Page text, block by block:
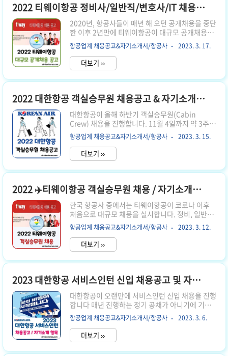
주일간 접수를 진행하며, 마지막날은 사람이 몰려
접수가 어려울 수 있으니 하루 전에 제출하시는 것
을 추천합니다 2. 지원 방법 인크루트 이스타항공
채용 페이지 인크루트 이스타항공 2023 공개채용
페이지 👆 3. 모집 부문 IT직군 일반직군 정확한 인
원수는 공개되지 않지만, 경력직 위주로 소수 인원
을 채용할 것..
2022 티웨이항공 정비사/일반직/변호사/IT 채용공고 & 자기소개서 항목
2020년, 항공사들이 매년 해 오던 공개채용을 중단
한 이후 2년만에 티웨이항공이 대규모 공개채용을
진행합니다. 객실승무원은 별도 전형으로 진행되
며, 항공정비사, 일반직, 변호사, IT 등 나머지 전체
직군은 같은 전형으로 채용을 진행합니다. 2022년
티웨이항공 첫 대규모 공채 일정 ⭐️ 서류 접수 기간 :
2022년 7월 21일(목) ~ 8월 1일(월) ⭐️ 서류 합격
정 8월 1일 월요일에 서류 접수를 마감하고, 4일 뒤
인 금요일에 바로 서류합격자를 발표할 예정입니
다. 월요일 몇시까지 접수를 받는지 공지하지 않았
지만, 보통 마지막날에는 지원자들의 접속이 몰리
기 때문에 홈페이지 접속이 원활하지 않을 수 있습
니다. 늦어도 7월 13일, 일요일 저..
항공업계 채용공고&자기소개서/항공사 2023. 3. 17.
더보기 ››
2022 대한항공 객실승무원 채용공고 & 자기소개서 항목
대한항공이 올해 하반기 객실승무원(Cabin
Crew) 채용을 진행합니다. 11월 4일까지 약 3주간
진행하며, 코로나 이전과 채용 전형에 달라진 점이
있으니 참고하시기 바랍니다. 1. 채용 접수 기간
2022년 10월 14일(금) ~ 11월 4일(금) 오후 6시까
지 마지막 날인 4일 금요일은 지원자 접수가 몰려
서 정상적인 접수가 어려울 수 있습니다. 마지막 날
지원을 마무리하시길 추천합니다. 2. 대한항공 하
반기 객실승무원 채용 지원 방법
https://recruit.koreanair.co.kr/ ::: Korean Air
Recruiting ::: recruit.koreanair.co.kr 대한항공
채용 관련 공식 홈페이지에서 로그인 후 서류접수
하실 ..
항공업계 채용공고&자기소개서/항공사 2023. 3. 15.
더보기 ››
2022 ✈️티웨이항공 객실승무원 채용 / 자기소개서 항목
한국 항공사 중에서는 티웨이항공이 코로나 이후
처음으로 대규모 채용을 실시합니다. 정비, 일반직,
IT분야, 변호사, 승무원 등 다양한 분야에서 채용을
진행하고 있으며, 각 지원 분야마다 응시 자격과 채
용 기간이 다르니 객실승무원 채용을 준비하시는
분들은 전형을 정확하게 확인하시기 바랍니다.
2022년 7월, 티웨이항공 객실승무원(인턴) 채용
월 1일(월) 채용 접수 기간 8월 1일 월요일까지로
공지되어 있지만, 구체적인 마감 시간이 기재되어
있지 않으므로 마감에 쫒기지 말고 미리 서류제출
완료하시기를 권장합니다. 2022 티웨이항공 인턴
객실승무원 응시자격 / 우대사항 / 근무지 ⭐️ 응시자
격 : 아래 영어 자격 중 1개 보유자 TOEIC..
항공업계 채용공고&자기소개서/항공사 2023. 3. 12.
더보기 ››
2023 대한항공 서비스인턴 신입 채용공고 및 자기소개서 항목
대한항공이 오랜만에 서비스인턴 신입 채용을 진행
합니다 매년 진행하는 정기 공채가 아니기에 기다
리고 계셨던 분들이 많으셨을 것입니다 매년 하반
기에 진행하는 대졸 공채와는 다른 직렬이니 채용
전형을 자세히 확인하시기 바랍니다. 아무래도 대
졸 공채 전형보다 요구 자격은 낮지만, 상대적으로
경쟁률은 더 높을 수 있습니다 그럼 이번 채용 전형
항공업계 채용공고&자기소개서/항공사 2023. 3. 6.
더보기 ››